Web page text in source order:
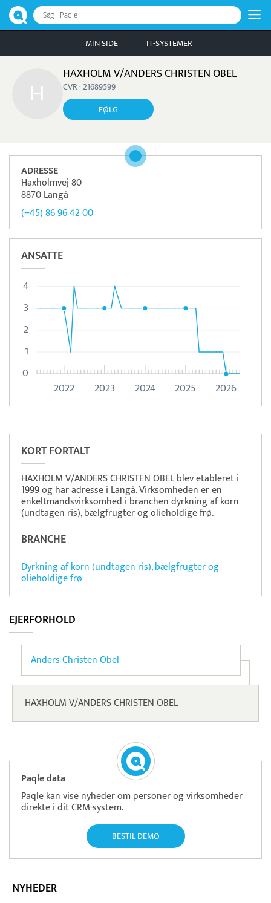
Søg i Paqle
MIN SIDE IT-SYSTEMER
HAXHOLM V/ANDERS CHRISTEN OBEL
CVR · 21689599
FØLG
ADRESSE
Haxholmvej 80
8870 Langå
(+45) 86 96 42 00
ANSATTE
2022 2023 2024 2025 2026
0
1
2
3
4
KORT FORTALT
HAXHOLM V/ANDERS CHRISTEN OBEL blev etableret i
1999 og har adresse i Langå. Virksomheden er en
enkeltmandsvirksomhed i branchen dyrkning af korn
(undtagen ris), bælgfrugter og olieholdige frø.
BRANCHE
Dyrkning af korn (undtagen ris), bælgfrugter og
olieholdige frø
EJERFORHOLD
Anders Christen Obel
HAXHOLM V/ANDERS CHRISTEN OBEL
Paqle data
Paqle kan vise nyheder om personer og virksomheder
direkte i dit CRM-system.
BESTIL DEMO
NYHEDER